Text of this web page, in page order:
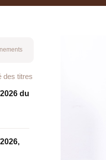
des titres
du